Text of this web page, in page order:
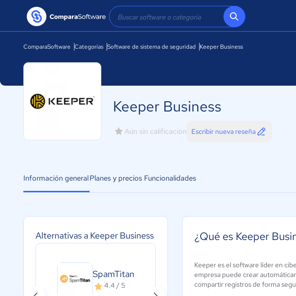
ComparaSoftware Categorías Software de sistema de seguridad Keeper Business
Keeper Business
Aún sin calificación Escribir nueva reseña
Información generalPlanes y precios Funcionalidades
Alternativas a Keeper Business
SpamTitan
4.4 / 5
C-Guard Pro
Aún sin
calificación
¿Qué es Keeper
Keeper es el software líder en
empresa puede crear
compartir registros de forma